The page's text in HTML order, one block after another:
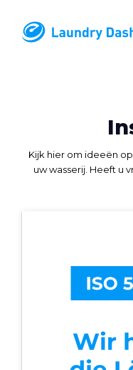
Kijk hier om ideeën
uw wasserij. Heeft u